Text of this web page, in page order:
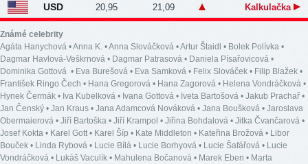
USD 20,95 21,09 Kalkulačka
Známé celebrity
Agáta Hanychová •Anna K. •Anna Slováčková •Artur Štaidl • Bolek Polívka •
Dagmar Havlová-Veškrnová • Dagmar Patrasová • Daniela Písařovicová •
Dominika Gottová • Eva Burešová • Eva Samková • Felix Slováček • Filip Blažek •
František Ringo Čech • Hana Gregorová • Hana Zagorová • Helena Vondráčková •
Hynek Čermák • Iva Kubelková • Ivana Gottová • Iveta Bartošová • Jakub Prachař •
Jan Čenský • Jan Kraus • Jana Adamcová Nováková • Jana Boušková • Jaroslava
Obermaierová • Jiří Bartoška • Jiří Krampol • Jiřina Bohdalová • Jitka Čvančarová •
Josef Kokta • Karel Gott • Karel Šíp • Kate Middleton • Kateřina Brožová • Libor
Bouček • Linda Rybová • Lucie Bílá • Lucie Borhyová • Lucie Šafářová • Lucie
Vondráčková • Lukáš Vaculík • Mahulena Bočanová • Marek Eben • Marta